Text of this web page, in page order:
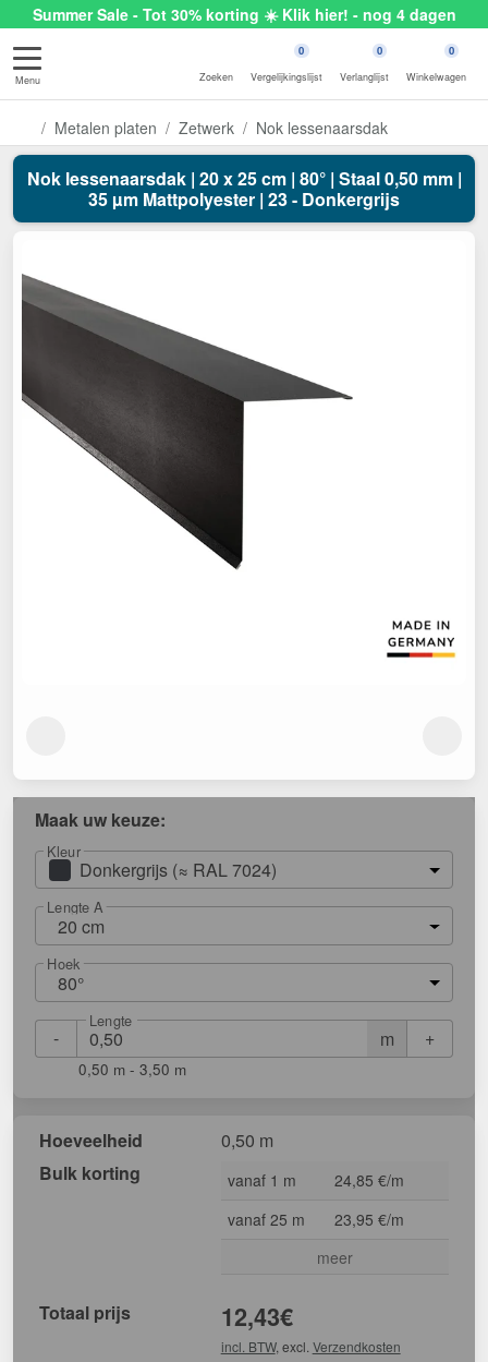
Summer Sale - Tot 30% korting ☀️ Klik hier! - nog 4 dagen
Menu Zoeken
0
Vergelijkingslijst
0
Verlanglijst
0
Winkelwagen
Metalen platen Zetwerk Nok lessenaarsdak
Nok lessenaarsdak | 20 x 25 cm | 80° | Staal 0,50 mm |
35 µm Mattpolyester | 23 - Donkergrijs
Maak uw keuze:
Kleur
Donkergrijs (≈ RAL 7024)
Lengte A
20 cm
Hoek
80°
- m
Lengte
+
0,50 m - 3,50 m
Hoeveelheid
0,50 m
Bulk korting
vanaf 1 m
24,85 €/m
vanaf 25 m
23,95 €/m
meer
Totaal prijs 12,43€
incl. BTW, excl. Verzendkosten